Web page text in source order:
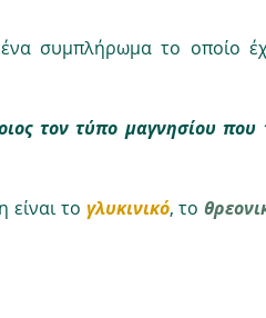
συμπλήρωμα το οποίο
τον τύπο μαγνησίου που
το γλυκινικό, το